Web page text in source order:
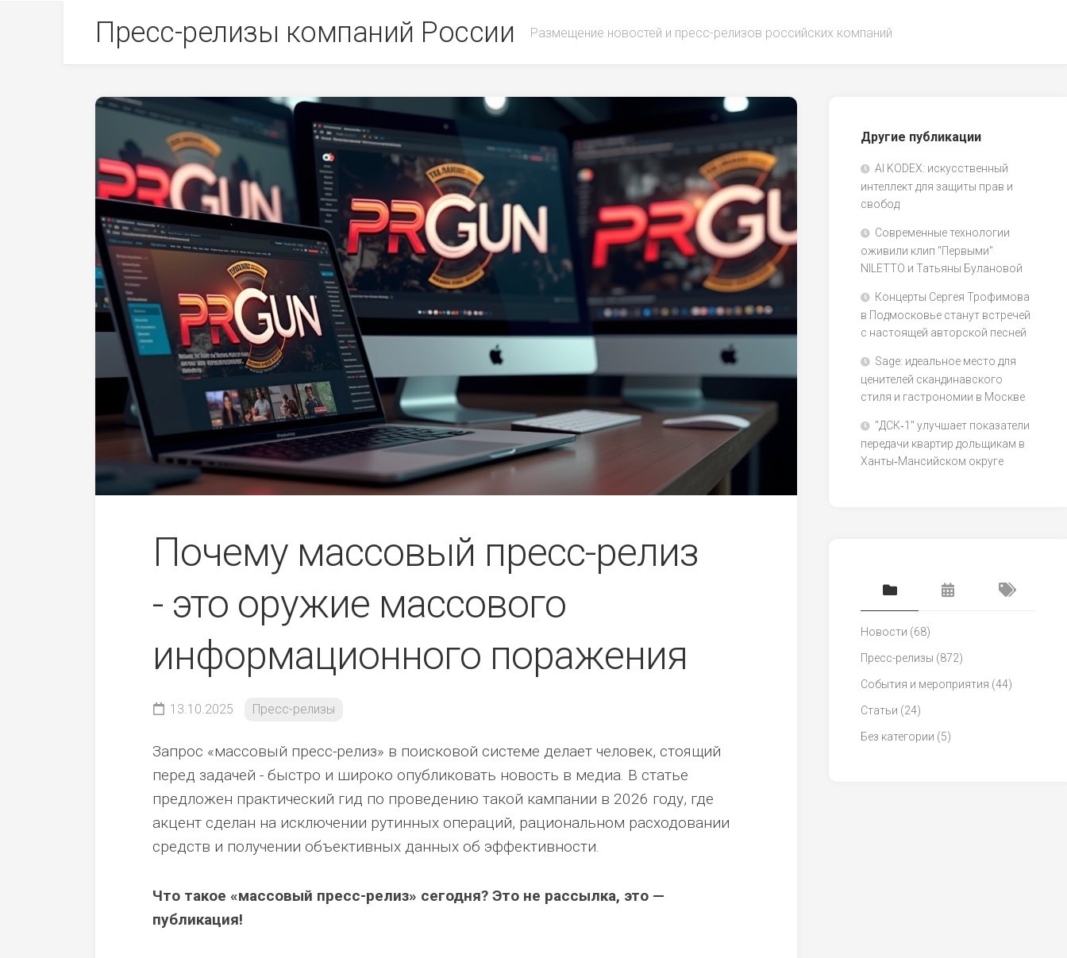
Пресс-релизы компаний России Размещение новостей и пресс-релизов российских компаний
Почему массовый пресс-релиз
- это оружие массового
информационного поражения
13.10.2025 Пресс-релизы
Запрос «массовый пресс-релиз» в поисковой системе делает человек, стоящий
перед задачей - быстро и широко опубликовать новость в медиа. В статье
предложен практический гид по проведению такой кампании в 2026 году, где
акцент сделан на исключении рутинных операций, рациональном расходовании
средств и получении объективных данных об эффективности.
Что такое «массовый пресс-релиз» сегодня? Это не рассылка, это —
публикация!
Другие публикации
AI KODEX: искусственный
интеллект для защиты прав и
свобод
Современные технологии
оживили клип "Первыми"
NILETTO и Татьяны Булановой
Концерты Сергея Трофимова
в Подмосковье станут встречей
с настоящей авторской песней
Sage: идеальное место для
ценителей скандинавского
стиля и гастрономии в Москве
"ДСК‑1" улучшает показатели
передачи квартир дольщикам в
Ханты‑Мансийском округе
Новости (68)
Пресс-релизы (872)
События и мероприятия (44)
Статьи (24)
Без категории (5)